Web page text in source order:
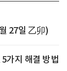
27일 乙卯)
가지 해결 방법